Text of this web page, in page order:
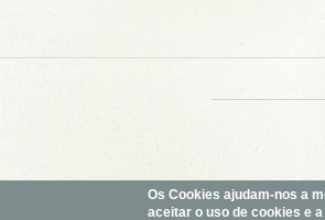
Os Cookies ajudam-nos a
aceitar o uso de cookies e